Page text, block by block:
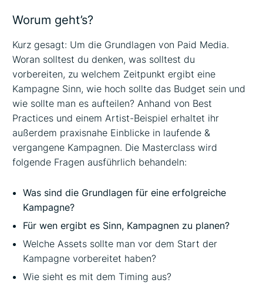
Worum geht’s?
Kurz gesagt: Um die Grundlagen von Paid Media.
Woran solltest du denken, was solltest du
vorbereiten, zu welchem Zeitpunkt ergibt eine
Kampagne Sinn, wie hoch sollte das Budget sein und
wie sollte man es aufteilen? Anhand von Best
Practices und einem Artist-Beispiel erhaltet ihr
außerdem praxisnahe Einblicke in laufende &
vergangene Kampagnen. Die Masterclass wird
folgende Fragen ausführlich behandeln:
Was sind die Grundlagen für eine erfolgreiche
Kampagne?
Für wen ergibt es Sinn, Kampagnen zu planen?
Welche Assets sollte man vor dem Start der
Kampagne vorbereitet haben?
Wie sieht es mit dem Timing aus?